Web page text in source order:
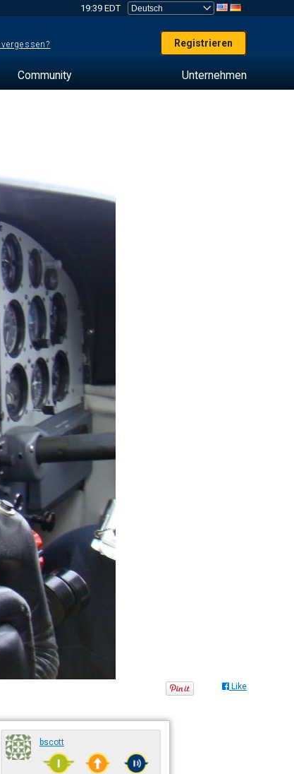
19:39 EDT
Registrieren
Community Unternehmen
Like
bscott